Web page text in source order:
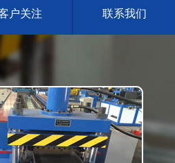
户关注 联系我们